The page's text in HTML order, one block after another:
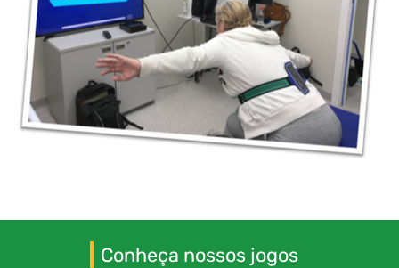
Conheça nossos jogos